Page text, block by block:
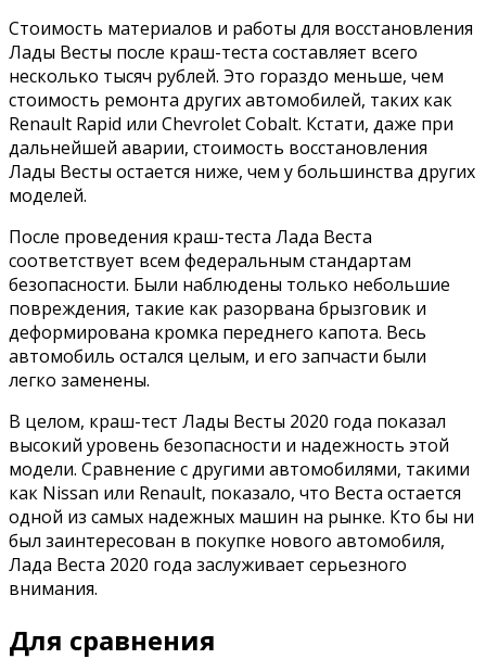
Стоимость материалов и работы для восстановления
Лады Весты после краш-теста составляет всего
несколько тысяч рублей. Это гораздо меньше, чем
стоимость ремонта других автомобилей, таких как
Renault Rapid или Chevrolet Cobalt. Кстати, даже при
дальнейшей аварии, стоимость восстановления
Лады Весты остается ниже, чем у большинства других
моделей.
После проведения краш-теста Лада Веста
соответствует всем федеральным стандартам
безопасности. Были наблюдены только небольшие
повреждения, такие как разорвана брызговик и
деформирована кромка переднего капота. Весь
автомобиль остался целым, и его запчасти были
легко заменены.
В целом, краш-тест Лады Весты 2020 года показал
высокий уровень безопасности и надежность этой
модели. Сравнение с другими автомобилями, такими
как Nissan или Renault, показало, что Веста остается
одной из самых надежных машин на рынке. Кто бы ни
был заинтересован в покупке нового автомобиля,
Лада Веста 2020 года заслуживает серьезного
внимания.
Для сравнения